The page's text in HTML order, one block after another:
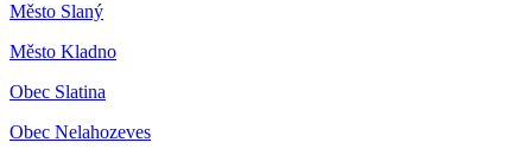
Město Slaný
Město Kladno
Obec Slatina
Obec Nelahozeves